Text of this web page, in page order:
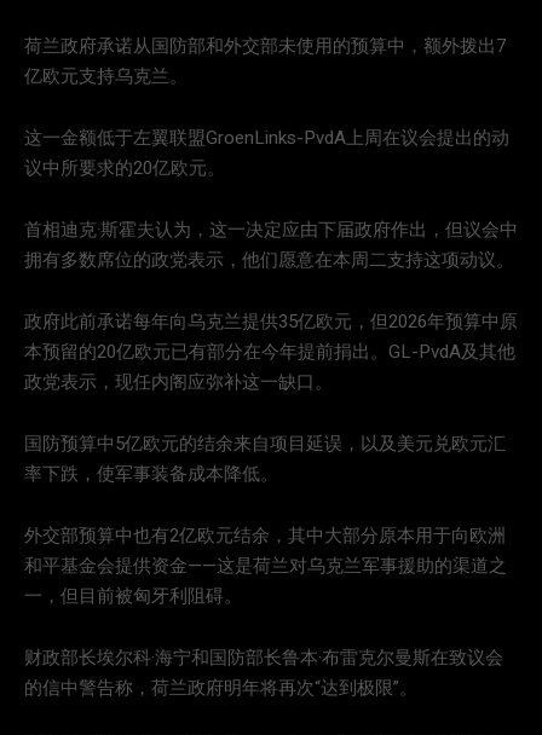
荷兰政府承诺从国防部和外交部未使用的预算中，额外拨出7
亿欧元支持乌克兰。
这一金额低于左翼联盟GroenLinks-PvdA上周在议会提出的动
议中所要求的20亿欧元。
首相迪克·斯霍夫认为，这一决定应由下届政府作出，但议会中
拥有多数席位的政党表示，他们愿意在本周二支持这项动议。
政府此前承诺每年向乌克兰提供35亿欧元，但2026年预算中原
本预留的20亿欧元已有部分在今年提前捐出。GL-PvdA及其他
政党表示，现任内阁应弥补这一缺口。
国防预算中5亿欧元的结余来自项目延误，以及美元兑欧元汇
率下跌，使军事装备成本降低。
外交部预算中也有2亿欧元结余，其中大部分原本用于向欧洲
和平基金会提供资金——这是荷兰对乌克兰军事援助的渠道之
一，但目前被匈牙利阻碍。
财政部长埃尔科·海宁和国防部长鲁本·布雷克尔曼斯在致议会
的信中警告称，荷兰政府明年将再次“达到极限”。